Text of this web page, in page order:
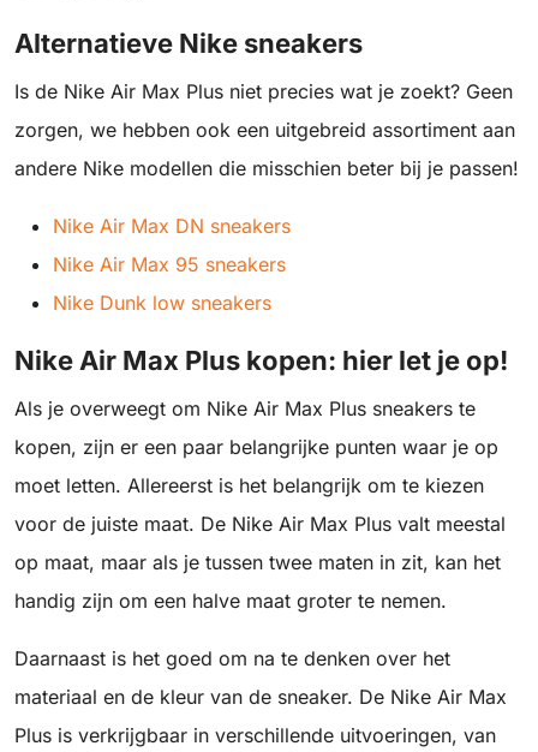
Alternatieve Nike sneakers
Is de Nike Air Max Plus niet precies wat je zoekt? Geen
zorgen, we hebben ook een uitgebreid assortiment aan
andere Nike modellen die misschien beter bij je passen!
Nike Air Max DN sneakers
Nike Air Max 95 sneakers
Nike Dunk low sneakers
Nike Air Max Plus kopen: hier let je op!
Als je overweegt om Nike Air Max Plus sneakers te
kopen, zijn er een paar belangrijke punten waar je op
moet letten. Allereerst is het belangrijk om te kiezen
voor de juiste maat. De Nike Air Max Plus valt meestal
op maat, maar als je tussen twee maten in zit, kan het
handig zijn om een halve maat groter te nemen.
Daarnaast is het goed om na te denken over het
materiaal en de kleur van de sneaker. De Nike Air Max
Plus is verkrijgbaar in verschillende uitvoeringen, van